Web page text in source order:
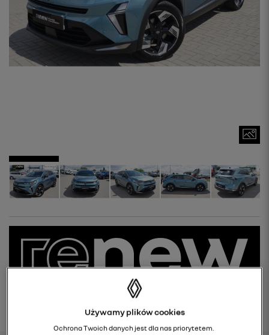
Używamy plików cookies
Ochrona Twoich danych jest dla nas priorytetem.